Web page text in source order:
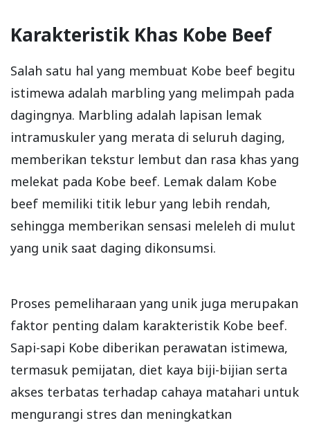
Karakteristik Khas Kobe Beef
Salah satu hal yang membuat Kobe beef begitu
istimewa adalah marbling yang melimpah pada
dagingnya. Marbling adalah lapisan lemak
intramuskuler yang merata di seluruh daging,
memberikan tekstur lembut dan rasa khas yang
melekat pada Kobe beef. Lemak dalam Kobe
beef memiliki titik lebur yang lebih rendah,
sehingga memberikan sensasi meleleh di mulut
yang unik saat daging dikonsumsi.
Proses pemeliharaan yang unik juga merupakan
faktor penting dalam karakteristik Kobe beef.
Sapi-sapi Kobe diberikan perawatan istimewa,
termasuk pemijatan, diet kaya biji-bijian serta
akses terbatas terhadap cahaya matahari untuk
mengurangi stres dan meningkatkan